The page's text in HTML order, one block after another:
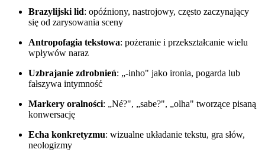
Brazylijski lid: opóźniony, nastrojowy, często zaczynający
się od zarysowania sceny
Antropofagia tekstowa: pożeranie i przekształcanie wielu
wpływów naraz
Uzbrajanie zdrobnień: „-inho" jako ironia, pogarda lub
fałszywa intymność
Markery oralności: „Né?", „sabe?", „olha" tworzące pisaną
konwersację
Echa konkretyzmu: wizualne układanie tekstu, gra słów,
neologizmy